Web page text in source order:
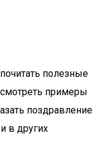
полезные
примеры
поздравление
в других